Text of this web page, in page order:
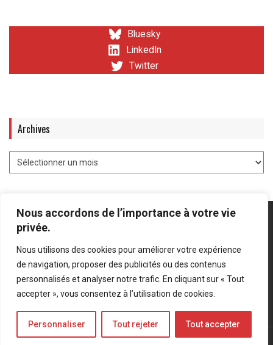
Nous accordons de l’importance à votre vie
privée.
Nous utilisons des cookies pour améliorer votre expérience
de navigation, proposer des publicités ou des contenus
personnalisés et analyser notre trafic. En cliquant sur « Tout
accepter », vous consentez à l’utilisation de cookies.
Personnaliser Tout rejeter Tout accepter
Bluesky
LinkedIn
Twitter
Archives
Mentions légales Politique de confidentialité
Bluesky
LinkedIn
Twitter
© Forces Operations Blog - 2022